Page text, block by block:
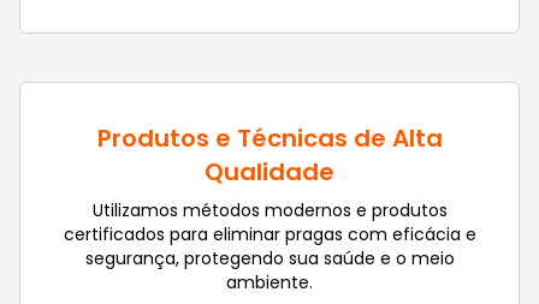
Produtos e Técnicas de Alta
Qualidade
Utilizamos métodos modernos e produtos
certificados para eliminar pragas com eficácia e
segurança, protegendo sua saúde e o meio
ambiente.